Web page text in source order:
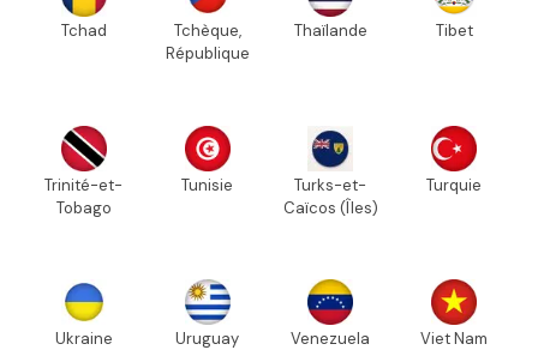
Tchad
Tchèque,
République
Thaïlande Tibet
Trinité-et-
Tobago
Tunisie
Turks-et-
Caïcos (Îles)
Turquie
Ukraine Uruguay Venezuela Viet Nam